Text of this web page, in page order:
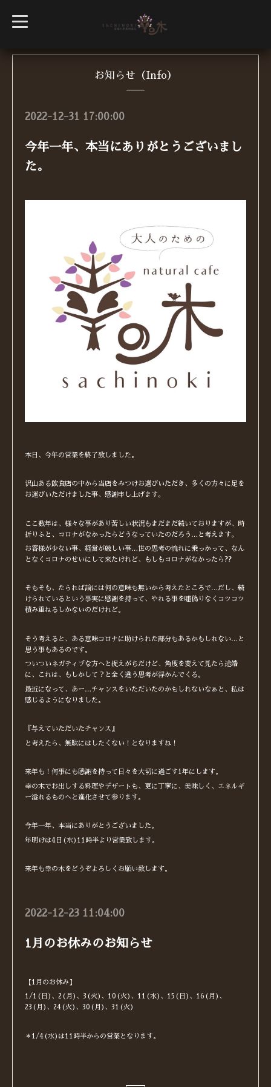
t
o
l
お知らせ（Info）
2022-12-31 17:00:00
今年一年、本当にありがとうございまし
た。
本日、今年の営業を終了致しました。
沢山ある飲食店の中から当店をみつけお選びいただき、多くの方々に足を
お運びいただけました事、感謝申し上げます。
ここ数年は、様々な事があり苦しい状況もまだまだ続いておりますが、時
折りふと、コロナがなかったらどうなっていたのだろう…と考えます。
お客様が少ない事、経営が厳しい事…世の思考の流れに乗っかって、なん
となくコロナのせいにして来たけれど、もしもコロナがなかったら??
そもそも、たられば論には何の意味も無いから考えたところで…だし、続
けられているという事実に感謝を持って、やれる事を嘘偽りなくコツコツ
積み重ねるしかないのだけれど。
そう考えると、ある意味コロナに助けられた部分もあるかもしれない…と
思う事もあるのです。
ついついネガティブな方へと捉えがちだけど、角度を変えて見たら途端
に、これは、もしかして？と全く違う思考が浮かんでくる。
最近になって、あー…チャンスをいただいたのかもしれないなぁと、私は
感じるようになりました。
『与えていただいたチャンス』
と考えたら、無駄にはしたくない！となりますね！
来年も！何事にも感謝を持って日々を大切に過ごす1年にします。
幸の木でお出しする料理やデザートも、更に丁寧に、美味しく、エネルギ
ー溢れるものへと進化させて参ります。
今年一年、本当にありがとうございました。
年明けは4日(水)11時半より営業致します。
来年も幸の木をどうぞよろしくお願い致します。
2022-12-23 11:04:00
1月のお休みのお知らせ
【1月のお休み】
1/1(日)、2(月)、3(火)、10(火)、11(水)、15(日)、16(月)、
23(月)、24(火)、30(月)、31(火)
＊1/4(水)は11時半からの営業となります。